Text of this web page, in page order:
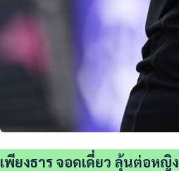
เพียงธาร จอดเดี่ยว ลุ้นต่อห